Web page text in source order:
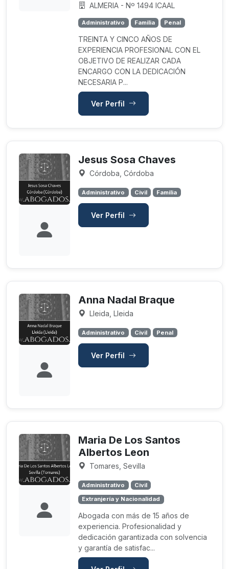
ALMERIA - Nº 1494 ICAAL
Administrativo Familia Penal
TREINTA Y CINCO AÑOS DE
EXPERIENCIA PROFESIONAL CON EL
OBJETIVO DE REALIZAR CADA
ENCARGO CON LA DEDICACIÓN
NECESARIA P...
Ver Perfil
Jesus Sosa Chaves
Córdoba, Córdoba
Administrativo Civil Familia
Ver Perfil
Anna Nadal Braque
Lleida, Lleida
Administrativo Civil Penal
Ver Perfil
Maria De Los Santos
Albertos Leon
Tomares, Sevilla
Administrativo
Civil
Extranjería y Nacionalidad
Abogada con más de 15 años de
experiencia. Profesionalidad y
dedicación garantizada con solvencia
y garantía de satisfac...